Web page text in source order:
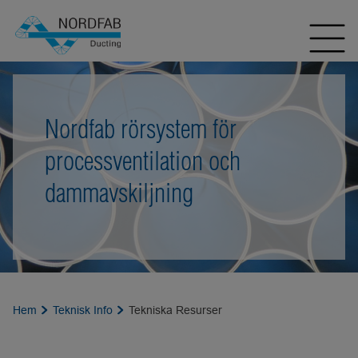
Nordfab rörsystem för
processventilation och
dammavskiljning
Hem Teknisk Info Tekniska Resurser